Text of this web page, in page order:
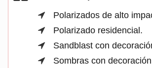
Polarizados de alto
Polarizado residencial.
Sandblast con
Sombras con